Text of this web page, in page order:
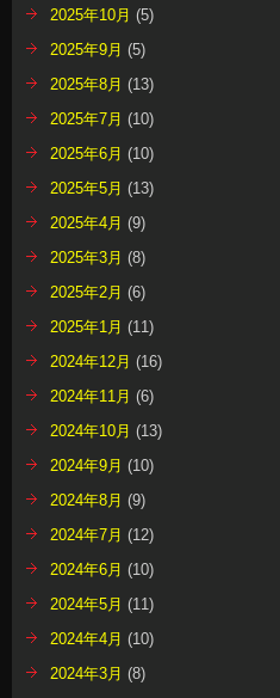
2025年10月 (5)
2025年9月 (5)
2025年8月 (13)
2025年7月 (10)
2025年6月 (10)
2025年5月 (13)
2025年4月 (9)
2025年3月 (8)
2025年2月 (6)
2025年1月 (11)
2024年12月 (16)
2024年11月 (6)
2024年10月 (13)
2024年9月 (10)
2024年8月 (9)
2024年7月 (12)
2024年6月 (10)
2024年5月 (11)
2024年4月 (10)
2024年3月 (8)